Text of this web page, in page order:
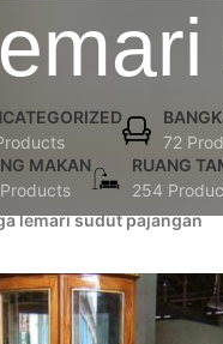
72
MAKAN
RUANG
254
lemari sudut pajangan